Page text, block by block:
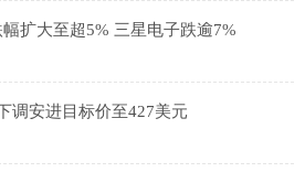
扩大至超5% 三星电子跌逾7%
调安进目标价至427美元